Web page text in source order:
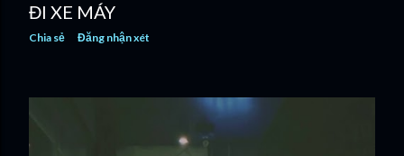
ĐI XE MÁY
Chia sẻ Đăng nhận xét